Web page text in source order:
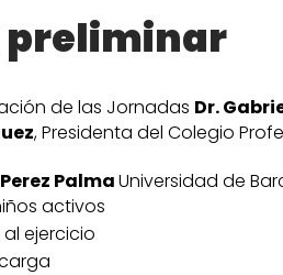
preliminar
de las Jornadas Dr.
, Presidenta del Colegio
PalmaUniversidad de
activos
ejercicio